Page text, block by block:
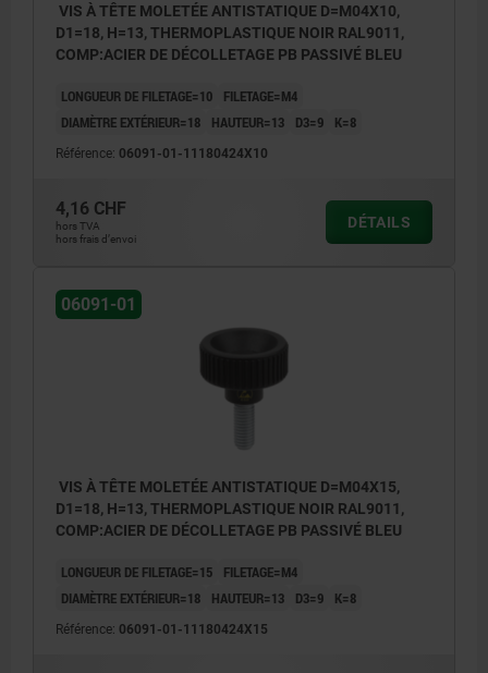
VIS À TÊTE MOLETÉE ANTISTATIQUE D=M04X10,
D1=18, H=13, THERMOPLASTIQUE NOIR RAL9011,
COMP:ACIER DE DÉCOLLETAGE PB PASSIVÉ BLEU
LONGUEUR DE FILETAGE=10
FILETAGE=M4
DIAMÈTRE EXTÉRIEUR=18
HAUTEUR=13 D3=9 K=8
Référence: 06091-01-11180424X10
4,16 CHF
hors TVA
hors frais d’envoi
DÉTAILS
06091-01
VIS À TÊTE MOLETÉE ANTISTATIQUE D=M04X15,
D1=18, H=13, THERMOPLASTIQUE NOIR RAL9011,
COMP:ACIER DE DÉCOLLETAGE PB PASSIVÉ BLEU
LONGUEUR DE FILETAGE=15
FILETAGE=M4
DIAMÈTRE EXTÉRIEUR=18
HAUTEUR=13 D3=9 K=8
Référence: 06091-01-11180424X15